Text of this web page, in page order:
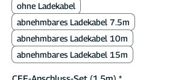
ohne Ladekabel
abnehmbares Ladekabel 7.5m
abnehmbares Ladekabel 10m
abnehmbares Ladekabel 15m